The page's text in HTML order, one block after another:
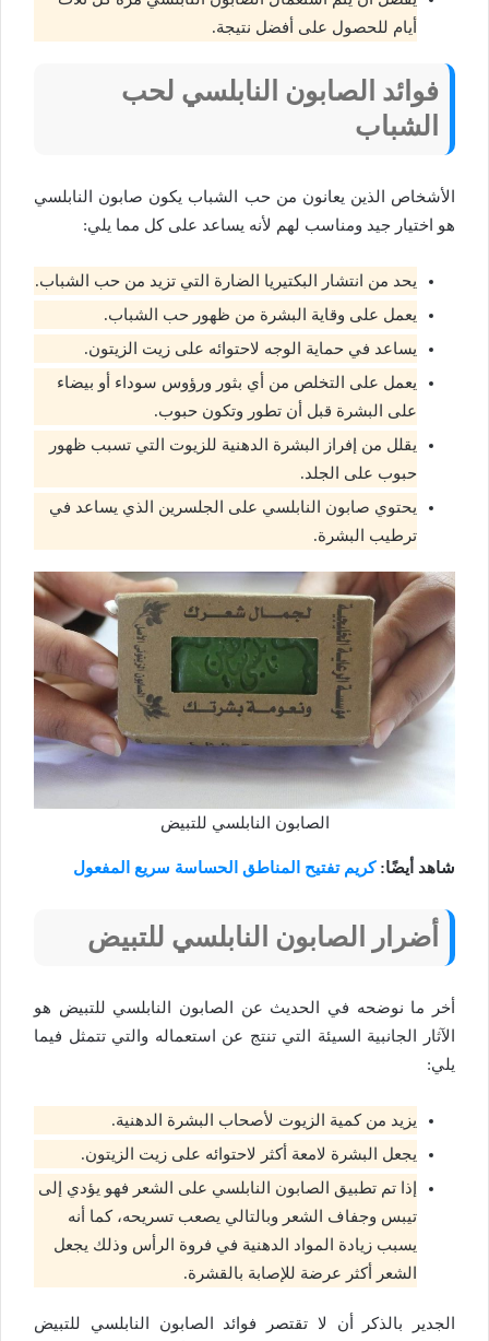
أيام للحصول على أفضل نتيجة.
فوائد الصابون النابلسي لحب
الشباب
الأشخاص الذين يعانون من حب الشباب يكون صابون النابلسي
هو اختيار جيد ومناسب لهم لأنه يساعد على كل مما يلي:
يحد من انتشار البكتيريا الضارة التي تزيد من حب الشباب.
يعمل على وقاية البشرة من ظهور حب الشباب.
يساعد في حماية الوجه لاحتوائه على زيت الزيتون.
يعمل على التخلص من أي بثور ورؤوس سوداء أو بيضاء
على البشرة قبل أن تطور وتكون حبوب.
يقلل من إفراز البشرة الدهنية للزيوت التي تسبب ظهور
حبوب على الجلد.
يحتوي صابون النابلسي على الجلسرين الذي يساعد في
ترطيب البشرة.
الصابون النابلسي للتبيض
شاهد أيضًا:كريم تفتيح المناطق الحساسة سريع المفعول
أضرار الصابون النابلسي للتبيض
أخر ما نوضحه في الحديث عن الصابون النابلسي للتبيض هو
الآثار الجانبية السيئة التي تنتج عن استعماله والتي تتمثل فيما
يلي:
يزيد من كمية الزيوت لأصحاب البشرة الدهنية.
يجعل البشرة لامعة أكثر لاحتوائه على زيت الزيتون.
إذا تم تطبيق الصابون النابلسي على الشعر فهو يؤدي إلى
تيبس وجفاف الشعر وبالتالي يصعب تسريحه، كما أنه
يسبب زيادة المواد الدهنية في فروة الرأس وذلك يجعل
الشعر أكثر عرضة للإصابة بالقشرة.
الجدير بالذكر أن لا تقتصر فوائد الصابون النابلسي للتبيض